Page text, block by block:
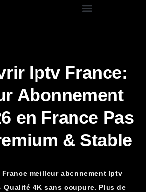
Iptv France:
Abonnement
en France Pas
& Stable
meilleur abonnement Iptv
Qualité 4K sans coupure. Plus de